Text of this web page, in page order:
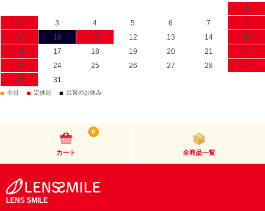
1
2
3 4 5 6 7
8
9
10 11 12 13 14
15
16
17 18 19 20 21
22
23
24 25 26 27 28
29
30
31
■ 今日 ■ 定休日 ■ 出荷のお休み
カート
0
全商品一覧
LENS SMILE